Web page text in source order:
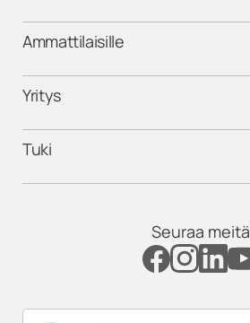
Ammattilaisille
Yritys
Tuki
Seuraa meitä